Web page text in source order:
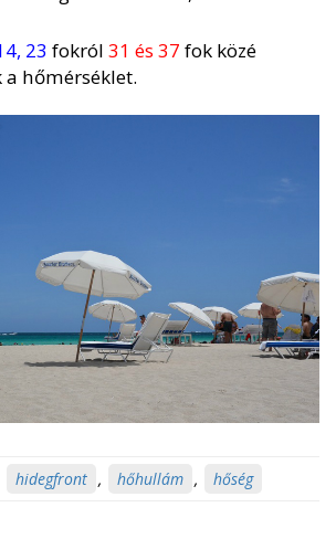
23 fokról 31 és 37 fok közé
hőmérséklet.
hidegfront , hőhullám , hőség